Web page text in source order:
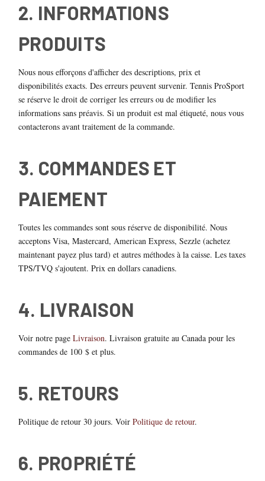
2. INFORMATIONS
PRODUITS
Nous nous efforçons d'afficher des descriptions, prix et
disponibilités exacts. Des erreurs peuvent survenir. Tennis ProSport
se réserve le droit de corriger les erreurs ou de modifier les
informations sans préavis. Si un produit est mal étiqueté, nous vous
contacterons avant traitement de la commande.
3. COMMANDES ET
PAIEMENT
Toutes les commandes sont sous réserve de disponibilité. Nous
acceptons Visa, Mastercard, American Express, Sezzle (achetez
maintenant payez plus tard) et autres méthodes à la caisse. Les taxes
TPS/TVQ s'ajoutent. Prix en dollars canadiens.
4. LIVRAISON
Voir notre page Livraison. Livraison gratuite au Canada pour les
commandes de 100 $ et plus.
5. RETOURS
Politique de retour 30 jours. Voir Politique de retour.
6. PROPRIÉTÉ